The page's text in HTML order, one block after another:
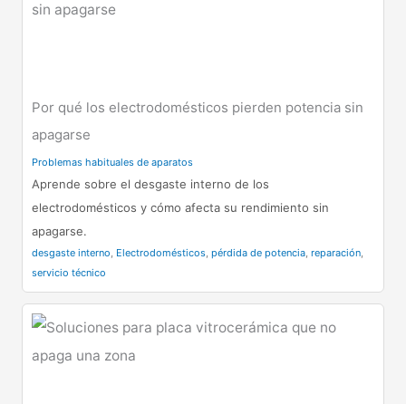
Por qué los electrodomésticos pierden potencia sin
apagarse
Problemas habituales de aparatos
Aprende sobre el desgaste interno de los
electrodomésticos y cómo afecta su rendimiento sin
apagarse.
desgaste interno, Electrodomésticos, pérdida de potencia, reparación,
servicio técnico